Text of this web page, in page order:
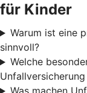
für Kinder
Warum ist eine
sinnvoll?
Welche